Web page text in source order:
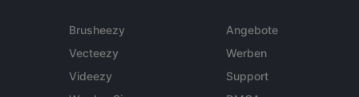
Brusheezy
Vecteezy
Videezy
Angebote
Werben
Support